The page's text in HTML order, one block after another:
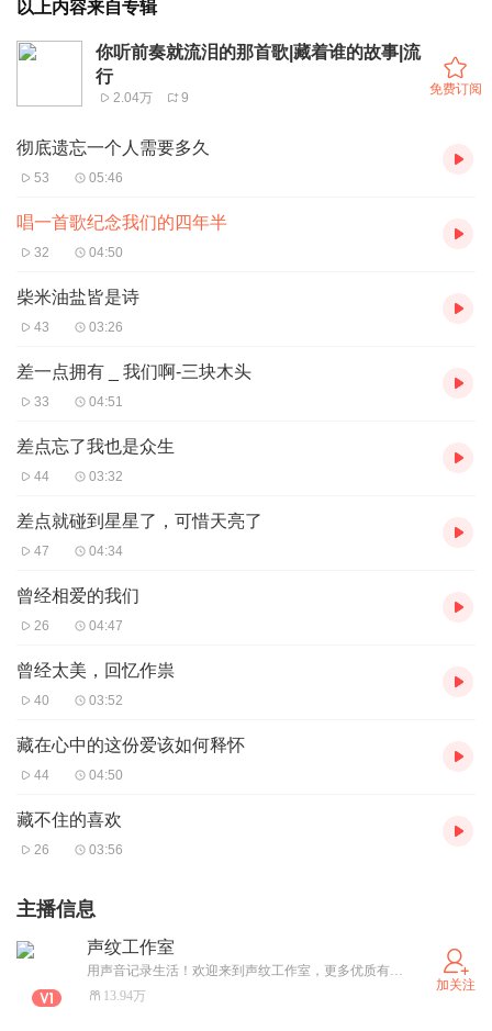
以上内容来自专辑
你听前奏就流泪的那首歌|藏着谁的故事|流
行
2.04万 9
免费订阅
彻底遗忘一个人需要多久
53 05:46
唱一首歌纪念我们的四年半
32 04:50
柴米油盐皆是诗
43 03:26
差一点拥有 _ 我们啊-三块木头
33 04:51
差点忘了我也是众生
44 03:32
差点就碰到星星了，可惜天亮了
47 04:34
曾经相爱的我们
26 04:47
曾经太美，回忆作祟
40 03:52
藏在心中的这份爱该如何释怀
44 04:50
藏不住的喜欢
26 03:56
主播信息
声纹工作室
用声音记录生活！欢迎来到声纹工作室，更多优质有声作品免费畅听！
13.94万
加关注